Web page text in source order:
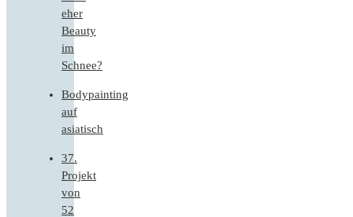
eher
Beauty
im
Schnee?
Bodypainting
auf
asiatisch
37.
Projekt
von
52